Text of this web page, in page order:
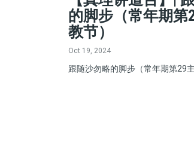
的脚步（常年期第
教节）
Oct 19, 2024
跟随沙勿略的脚步（常年期第29